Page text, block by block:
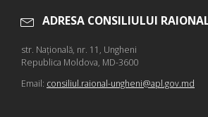
ADRESA CONSILIULUI
str. Naţională, nr. 11, Ungheni
Republica Moldova, MD-3600
Email: consiliul.raional-ungheni@apl.gov.md